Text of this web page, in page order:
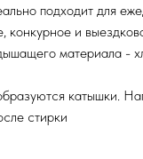
подходит для
конкурное и
материала -
катышки.
стирки